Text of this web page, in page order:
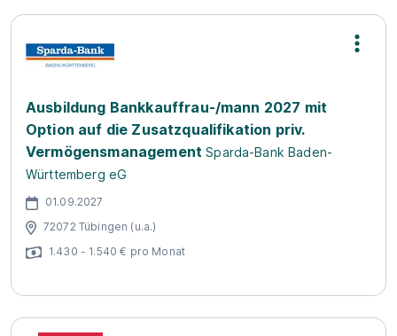
Ausbildung Bankkauffrau-/mann 2027 mit
Option auf die Zusatzqualifikation priv.
Vermögensmanagement Sparda-Bank Baden-
Württemberg eG
01.09.2027
72072 Tübingen (u.a.)
1.430 - 1.540 € pro Monat